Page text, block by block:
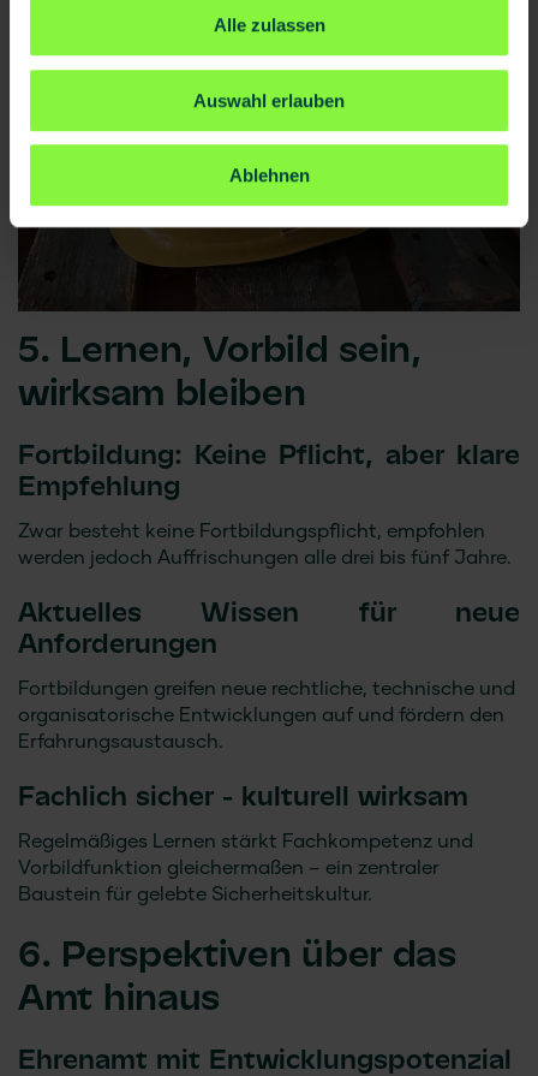
Alle zulassen
Auswahl erlauben
Ablehnen
5. Lernen, Vorbild sein,
wirksam bleiben
Fortbildung: Keine Pflicht, aber klare
Empfehlung
Zwar besteht keine Fortbildungspflicht, empfohlen
werden jedoch Auffrischungen alle drei bis fünf Jahre.
Aktuelles Wissen für neue
Anforderungen
Fortbildungen greifen neue rechtliche, technische und
organisatorische Entwicklungen auf und fördern den
Erfahrungsaustausch.
Fachlich sicher - kulturell wirksam
Regelmäßiges Lernen stärkt Fachkompetenz und
Vorbildfunktion gleichermaßen – ein zentraler
Baustein für gelebte Sicherheitskultur.
6. Perspektiven über das
Amt hinaus
Ehrenamt mit Entwicklungspotenzial